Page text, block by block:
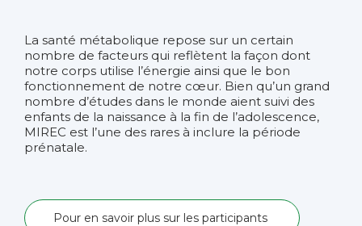
La santé métabolique repose sur un certain
nombre de facteurs qui reflètent la façon dont
notre corps utilise l’énergie ainsi que le bon
fonctionnement de notre cœur. Bien qu’un grand
nombre d’études dans le monde aient suivi des
enfants de la naissance à la fin de l’adolescence,
MIREC est l’une des rares à inclure la période
prénatale.
Pour en savoir plus sur les participants